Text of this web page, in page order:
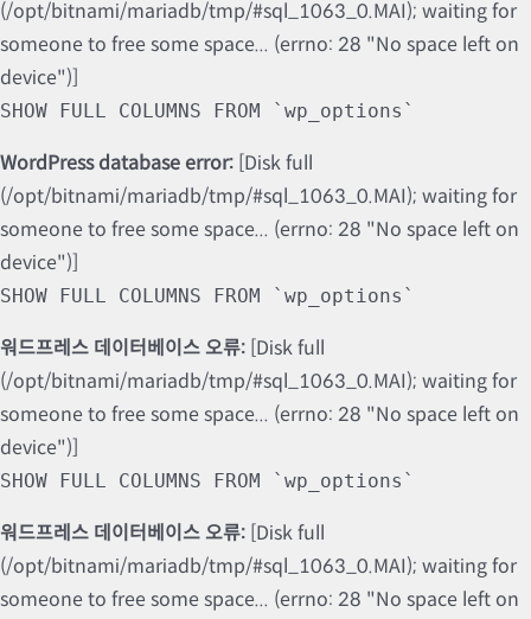
(/opt/bitnami/mariadb/tmp/#sql_1063_0.MAI); waiting for
someone to free some space... (errno: 28 "No space left on
device")]
SHOW FULL COLUMNS FROM `wp_options`
WordPress database error: [Disk full
(/opt/bitnami/mariadb/tmp/#sql_1063_0.MAI); waiting for
someone to free some space... (errno: 28 "No space left on
device")]
SHOW FULL COLUMNS FROM `wp_options`
워드프레스 데이터베이스 오류: [Disk full
(/opt/bitnami/mariadb/tmp/#sql_1063_0.MAI); waiting for
someone to free some space... (errno: 28 "No space left on
device")]
SHOW FULL COLUMNS FROM `wp_options`
워드프레스 데이터베이스 오류: [Disk full
(/opt/bitnami/mariadb/tmp/#sql_1063_0.MAI); waiting for
someone to free some space... (errno: 28 "No space left on